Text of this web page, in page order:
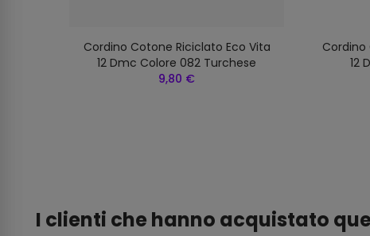
Cordino Cotone Riciclato Eco Vita
12 Dmc Colore 082 Turchese
9,80 €
Cordino
12
I clienti che hanno acquistato